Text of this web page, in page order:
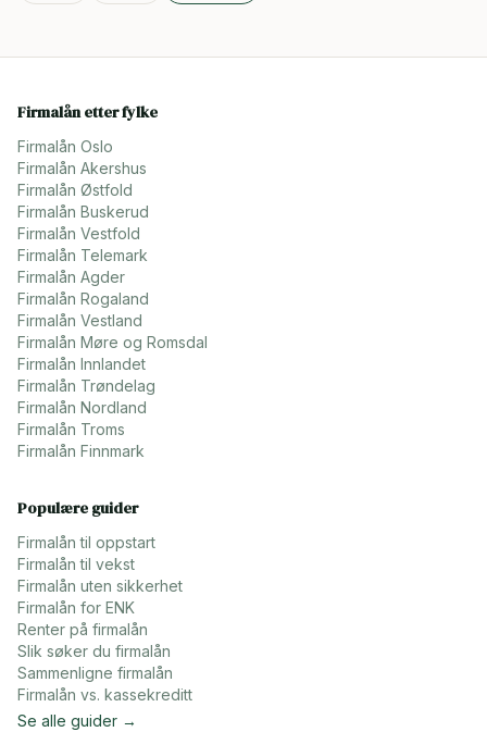
Firmalån etter fylke
Firmalån Oslo
Firmalån Akershus
Firmalån Østfold
Firmalån Buskerud
Firmalån Vestfold
Firmalån Telemark
Firmalån Agder
Firmalån Rogaland
Firmalån Vestland
Firmalån Møre og Romsdal
Firmalån Innlandet
Firmalån Trøndelag
Firmalån Nordland
Firmalån Troms
Firmalån Finnmark
Populære guider
Firmalån til oppstart
Firmalån til vekst
Firmalån uten sikkerhet
Firmalån for ENK
Renter på firmalån
Slik søker du firmalån
Sammenligne firmalån
Firmalån vs. kassekreditt
Se alle guider →